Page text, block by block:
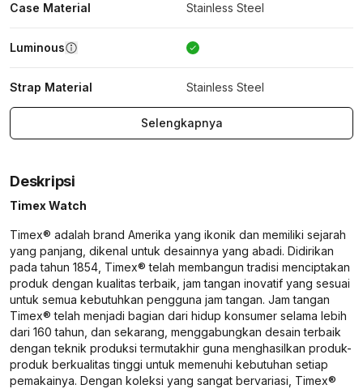
Case Material Stainless Steel
Luminous
Strap Material Stainless Steel
Selengkapnya
Deskripsi
Timex Watch
Timex® adalah brand Amerika yang ikonik dan memiliki sejarah
yang panjang, dikenal untuk desainnya yang abadi. Didirikan
pada tahun 1854, Timex® telah membangun tradisi menciptakan
produk dengan kualitas terbaik, jam tangan inovatif yang sesuai
untuk semua kebutuhkan pengguna jam tangan. Jam tangan
Timex® telah menjadi bagian dari hidup konsumer selama lebih
dari 160 tahun, dan sekarang, menggabungkan desain terbaik
dengan teknik produksi termutakhir guna menghasilkan produk-
produk berkualitas tinggi untuk memenuhi kebutuhan setiap
pemakainya. Dengan koleksi yang sangat bervariasi, Timex®